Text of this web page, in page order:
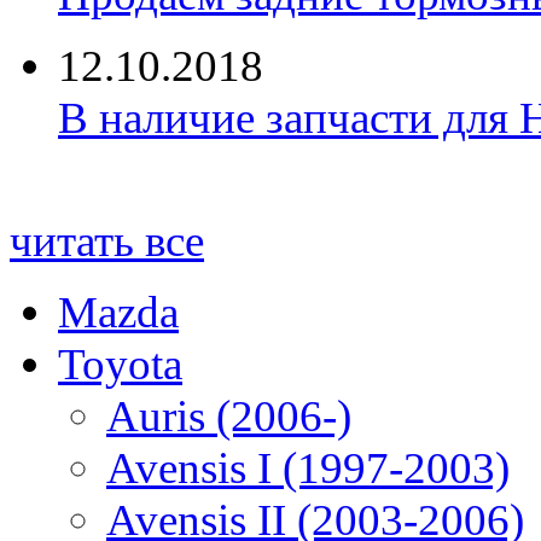
12.10.2018
В наличие запчасти для
читать все
Mazda
Toyota
Auris (2006-)
Avensis I (1997-2003)
Avensis II (2003-2006)